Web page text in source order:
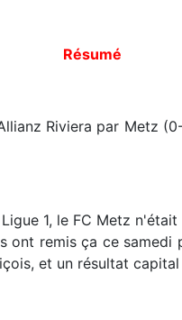
Résumé
Riviera par Metz
1, le FC Metz
remis ça ce
et un résultat